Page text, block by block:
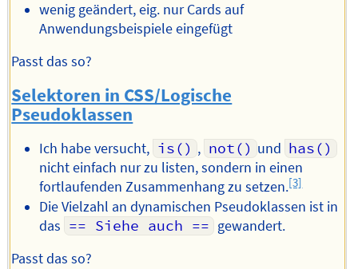
wenig geändert, eig. nur Cards auf
Anwendungsbeispiele eingefügt
Passt das so?
Selektoren in CSS/Logische
Pseudoklassen
Ich habe versucht, is() , not() und has()
nicht einfach nur zu listen, sondern in einen
fortlaufenden Zusammenhang zu setzen.[3]
Die Vielzahl an dynamischen Pseudoklassen ist in
das == Siehe auch == gewandert.
Passt das so?